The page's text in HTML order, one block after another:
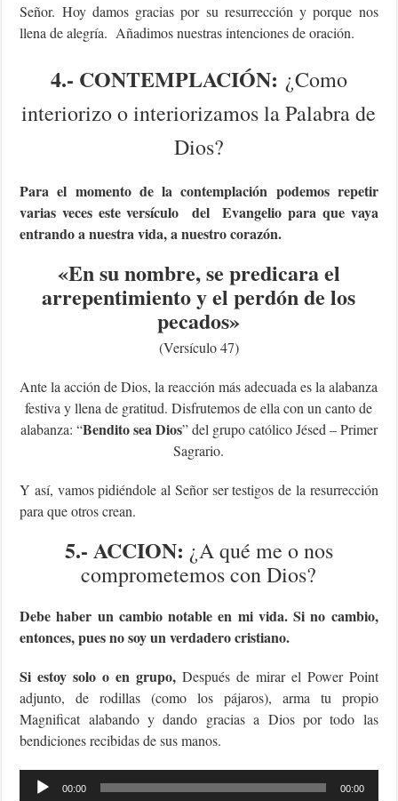
Señor. Hoy damos gracias por su resurrección y porque nos
llena de alegría. Añadimos nuestras intenciones de oración.
4.- CONTEMPLACIÓN: ¿Como
interiorizo o interiorizamos la Palabra de
Dios?
Para el momento de la contemplación podemos repetir
varias veces este versículo del Evangelio para que vaya
entrando a nuestra vida, a nuestro corazón.
«En su nombre, se predicara el
arrepentimiento y el perdón de los
pecados»
(Versículo 47)
Ante la acción de Dios, la reacción más adecuada es la alabanza
festiva y llena de gratitud. Disfrutemos de ella con un canto de
alabanza: “Bendito sea Dios” del grupo católico Jésed – Primer
Sagrario.
Y así, vamos pidiéndole al Señor ser testigos de la resurrección
para que otros crean.
5.- ACCION: ¿A qué me o nos
comprometemos con Dios?
Debe haber un cambio notable en mi vida. Si no cambio,
entonces, pues no soy un verdadero cristiano.
Si estoy solo o en grupo,Después de mirar el Power Point
adjunto, de rodillas (como los pájaros), arma tu propio
Magnificat alabando y dando gracias a Dios por todo las
bendiciones recibidas de sus manos.
Reproductor
00:00 00:00